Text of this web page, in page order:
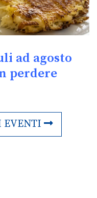
ad agosto
perdere
EVENTI